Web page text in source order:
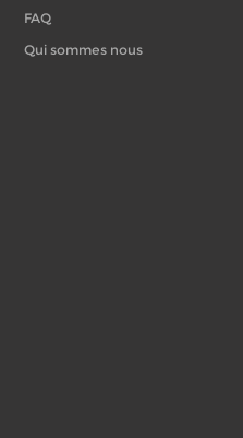
FAQ
Qui sommes nous